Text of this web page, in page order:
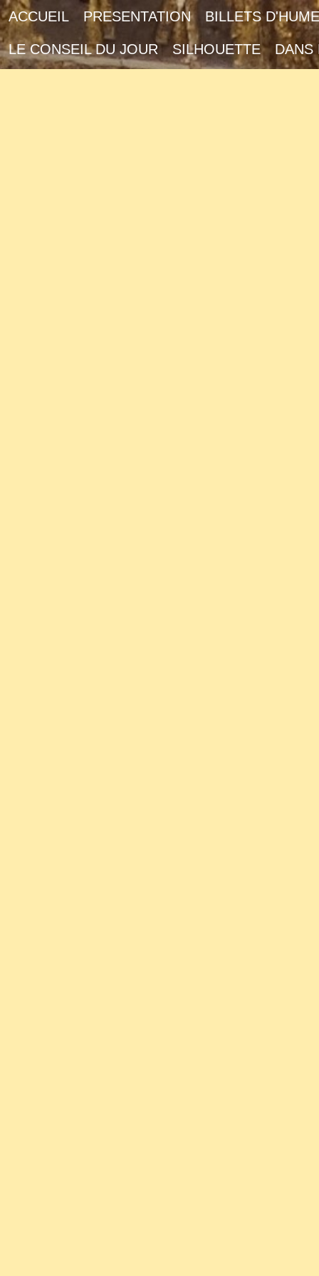
ACCUEIL PRESENTATION BILLETS
LE CONSEIL DU JOUR SILHOUETTE DANS